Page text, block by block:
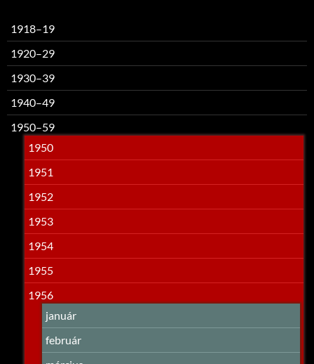
1918–19
1920–29
1930–39
1940–49
1950–59
1950
1951
1952
1953
1954
1955
1956
január
február